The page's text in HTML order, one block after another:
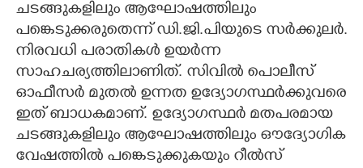
INFO+
ART
ASTRO
ചടങ്ങുകളിലും ആഘോഷത്തിലും
പങ്കെടുക്കരുതെന്ന് ഡി.ജി.പിയുടെ സർക്കുലർ.
നിരവധി പരാതികൾ ഉയർന്ന
സാഹചര്യത്തിലാണിത്. സിവിൽ പൊലീസ്
ഓഫീസർ മുതൽ ഉന്നത ഉദ്യോ​ഗസ്ഥർക്കുവരെ
ഇത് ബാധകമാണ്. ഉദ്യോഗസ്ഥർ മതപരമായ
ചടങ്ങുകളിലും ആഘോഷത്തിലും ഔദ്യോഗിക
വേഷത്തിൽ പങ്കെടുക്കുകയും റീൽസ്